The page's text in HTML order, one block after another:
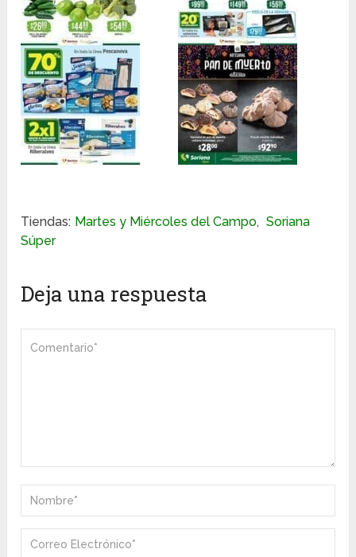
Tiendas: Martes y Miércoles del Campo, Soriana
Súper
Deja una respuesta